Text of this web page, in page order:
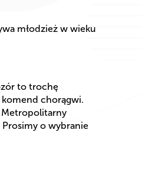
młodzież w wieku
to trochę
komend chorągwi.
Metropolitarny
o wybranie